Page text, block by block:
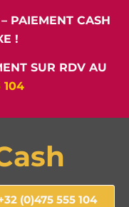
– PAIEMENT CASH
!
SUR RDV AU
104
(0)475 555 104